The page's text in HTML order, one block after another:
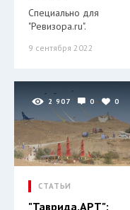
Специально для
"Ревизора.ru".
9 сентября 2022
2 907 0 0
СТАТЬИ
"Таврида.АРТ":